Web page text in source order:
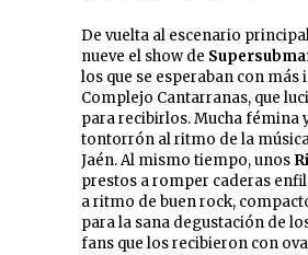
De vuelta al escenario
nueve el show de
los que se esperaban con más
Complejo Cantarranas, que
para recibirlos. Mucha fémina
tontorrón al ritmo de la
Jaén. Al mismo tiempo, unos
prestos a romper caderas
a ritmo de buen rock,
para la sana degustación de
fans que los recibieron con